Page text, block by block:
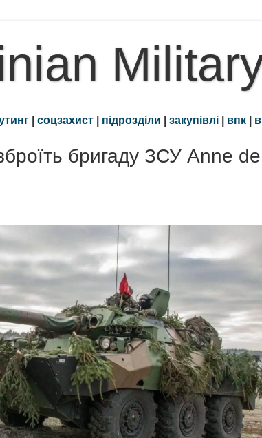
| соцзахист | підрозділи | закупівлі | впк |
бригаду ЗСУ Anne de